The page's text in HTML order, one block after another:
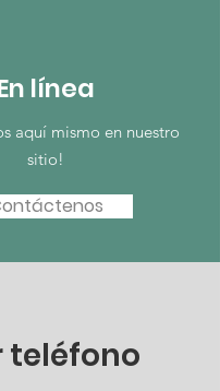
línea
aquí mismo en nuestro
sitio!
teléfono